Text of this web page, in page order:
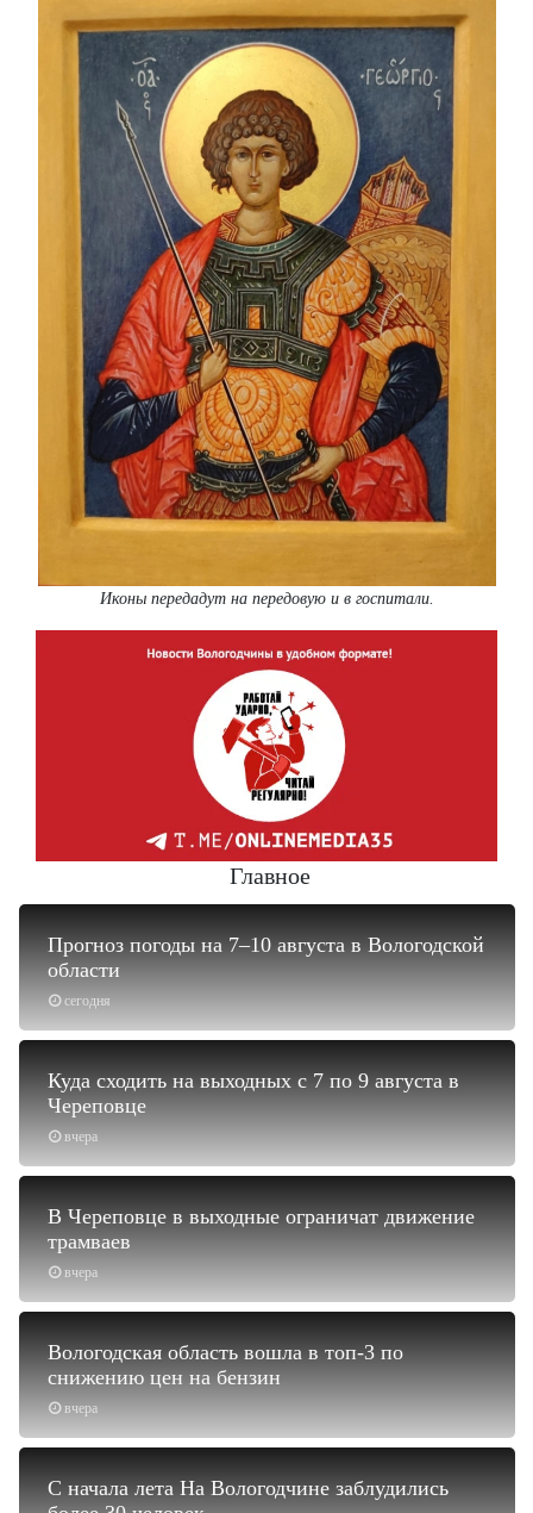
Иконы передадут на передовую и в госпитали.
Главное
сегодня
Прогноз погоды на 7–10 августа в Вологодской
области
вчера
Куда сходить на выходных с 7 по 9 августа в
Череповце
вчера
В Череповце в выходные ограничат движение
трамваев
вчера
Вологодская область вошла в топ-3 по
снижению цен на бензин
С начала лета На Вологодчине заблудились